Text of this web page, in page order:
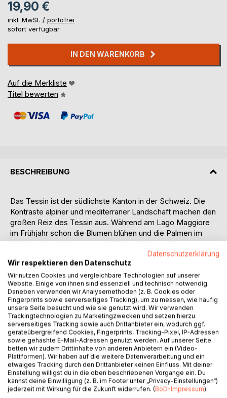
19,90 €
inkl. MwSt. / portofrei
sofort verfügbar
IN DEN WARENKORB
Auf die Merkliste
Titel bewerten
BESCHREIBUNG
Das Tessin ist der südlichste Kanton in der Schweiz. Die
Kontraste alpiner und mediterraner Landschaft machen den
großen Reiz des Tessin aus. Während am Lago Maggiore
im Frühjahr schon die Blumen blühen und die Palmen im
Wind wehen, glänzen am nördlichen Horizont die
schneebedeckten Berge. Wilde Gebirgstäler wie das Valle
Bedretto, Centovalli, das Valle Maggia, Valle Verzasca,
Malcantone und Valle Muggio laden zu Wanderungen ein.
Malerisch sind die idyllischen Bergdörfer mit ihren Kirchen,
Brücken und tosenden Wasserfällen. Die Städte Bellinzona,
Ascona, Locarno, Lugano strahlen ein besonders elegantes
Flair aus. Auf den beiden Brissago Inseln (Isola die
Brissago) im Lago Maggiore findet man eine Pflanzenwelt
wie in den Subtropen.
Das Tessin bietet in den gemütlichen, traditionellen "Grotti"
(Tessiner Gaststätten) eigenständige regionale Küche.
Spezialitäten sind Minestrone (Gemüsesuppe), Ossibucchi
(Kalbshaxe), herzhafte Polenta (Maisgericht), Risotto
(Safranreis), Saltimbocca (Kalbsschnitzel), trota al forno
Datenschutzerklärung
Wir respektieren den Datenschutz
Wir nutzen Cookies und vergleichbare Technologien auf unserer
Website. Einige von ihnen sind essenziell und technisch notwendig.
Daneben verwenden wir Analysemethoden (z. B. Cookies oder
Fingerprints sowie serverseitiges Tracking), um zu messen, wie häufig
unsere Seite besucht und wie sie genutzt wird. Wir verwenden
Trackingtechnologien zu Marketingzwecken und setzen hierzu
serverseitiges Tracking sowie auch Drittanbieter ein, wodurch ggf.
geräteübergreifend Cookies, Fingerprints, Tracking-Pixel, IP-Adressen
sowie gehashte E-Mail-Adressen genutzt werden. Auf unserer Seite
betten wir zudem Drittinhalte von anderen Anbietern ein (Video-
Plattformen). Wir haben auf die weitere Datenverarbeitung und ein
etwaiges Tracking durch den Drittanbieter keinen Einfluss. Mit deiner
Einstellung willigst du in die oben beschriebenen Vorgänge ein. Du
kannst deine Einwilligung (z. B. im Footer unter „Privacy-Einstellungen“)
jederzeit mit Wirkung für die Zukunft widerrufen. (BoD-Impressum)